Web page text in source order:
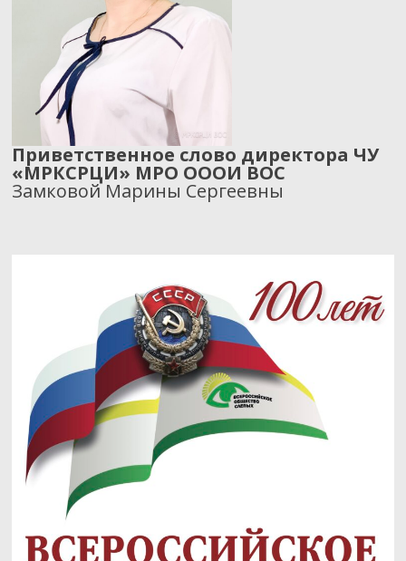
Приветственное слово директора ЧУ
«МРКСРЦИ» МРО ОООИ ВОС
Замковой Марины Сергеевны